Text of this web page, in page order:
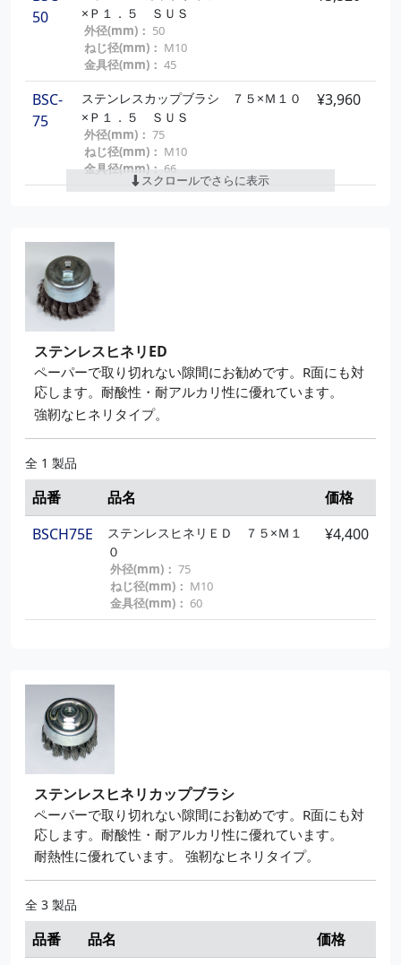
50
×Ｐ１．５ ＳＵＳ
外径(mm)： 50
ねじ径(mm)： M10
金具径(mm)： 45
BSC-
75
ステンレスカップブラシ ７５×Ｍ１０
×Ｐ１．５ ＳＵＳ
外径(mm)： 75
ねじ径(mm)： M10
金具径(mm)：66
¥3,960
外径(mm)：
金具径(mm)：
BSC-
120
ステンレスカップブラシ １２０×Ｍ１
外径(mm)：120
ねじ径(mm)：M16
金具径(mm)：100
スクロールでさらに表示
ステンレスヒネリED
ペーパーで取り切れない隙間にお勧めです。R面にも対
応します。耐酸性・耐アルカリ性に優れています。
強靭なヒネリタイプ。
全 1 製品
品番 品名
価格
BSCH75E
ステンレスヒネリＥＤ ７５×Ｍ１
０
外径(mm)： 75
ねじ径(mm)： M10
金具径(mm)： 60
¥4,400
ステンレスヒネリカップブラシ
ペーパーで取り切れない隙間にお勧めです。R面にも対
応します。耐酸性・耐アルカリ性に優れています。
耐熱性に優れています。
強靭なヒネリタイプ。
全 3 製品
品番 品名
価格